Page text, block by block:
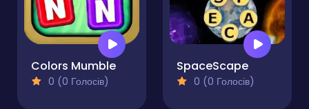
Colors Mumble
0 (0 Голосів)
SpaceScape
0 (0 Голосів)